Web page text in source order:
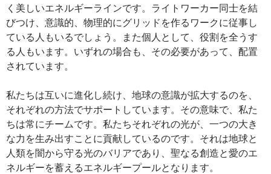
く美しいエネルギーラインです。ライトワーカー同士を結
びつけ、意識的、物理的にグリッドを作るワークに従事し
ている人もいるでしょう。また個人として、役割を全うす
る人もいます。いずれの場合も、その必要があって、配置
されています。
私たちは互いに進化し続け、地球の意識が拡大するのを、
それぞれの方法でサポートしています。その意味で、私た
ちは常にチームです。私たちそれぞれの光が、一つの大き
な力を生み出すことに貢献しているのです。それは地球と
人類を闇から守る光のバリアであり、聖なる創造と愛のエ
ネルギーを蓄えるエネルギープールとなります。